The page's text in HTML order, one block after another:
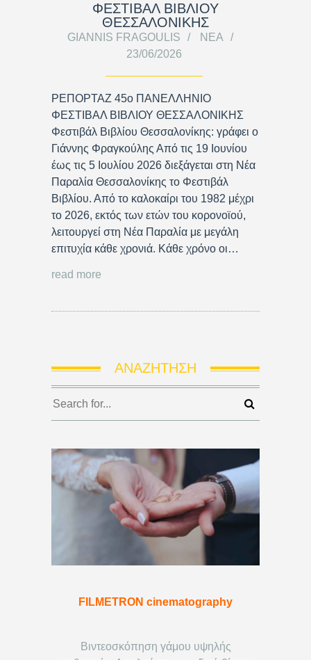
ΦΕΣΤΙΒΑΛ ΒΙΒΛΙΟΥ
ΘΕΣΣΑΛΟΝΙΚΗΣ
GIANNIS FRAGOULIS
ΝΈΑ
23/06/2026
ΡΕΠΟΡΤΑΖ 45ο ΠΑΝΕΛΛΗΝΙΟ
ΦΕΣΤΙΒΑΛ ΒΙΒΛΙΟΥ ΘΕΣΣΑΛΟΝΙΚΗΣ
Φεστιβάλ Βιβλίου Θεσσαλονίκης: γράφει ο
Γιάννης Φραγκούλης Από τις 19 Ιουνίου
έως τις 5 Ιουλίου 2026 διεξάγεται στη Νέα
Παραλία Θεσσαλονίκης το Φεστιβάλ
Βιβλίου. Από το καλοκαίρι του 1982 μέχρι
το 2026, εκτός των ετών του κορονοϊού,
λειτουργεί στη Νέα Παραλία με μεγάλη
επιτυχία κάθε χρονιά. Κάθε χρόνο οι…
read more
ΑΝΑΖΉΤΗΣΗ
FILMETRON cinematography
Βιντεοσκόπηση γάμου υψηλής